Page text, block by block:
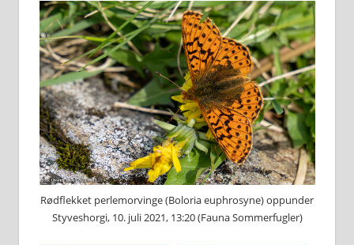
Rødflekket perlemorvinge (Boloria euphrosyne) oppunder
Styveshorgi, 10. juli 2021, 13:20 (Fauna Sommerfugler)